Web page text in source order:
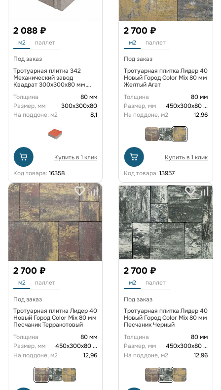
2 088 ₽
м2 паллет
Под заказ
Тротуарная плитка 342
Механический завод
Квадрат 300х300х80 мм,
Толщина
80 мм
Размер, мм
300х300х80
На поддоне, м2
8,1
Купить в 1 клик
Код товара: 16358
2 700 ₽
м2 паллет
Под заказ
Тротуарная плитка Лидер 40
Новый Город Color Mix 80 мм
Желтый Агат
Толщина
80 мм
Размер, мм
450х300х80...
На поддоне, м2
12,96
Купить в 1 клик
Код товара: 13957
2 700 ₽
м2 паллет
Под заказ
Тротуарная плитка Лидер 40
Новый Город Color Mix 80 мм
Песчаник Терракотовый
Толщина
80 мм
Размер, мм
450х300х80...
На поддоне, м2
12,96
2 700 ₽
м2 паллет
Под заказ
Тротуарная плитка Лидер 40
Новый Город Color Mix 80 мм
Песчаник Черный
Толщина
80 мм
Размер, мм
450х300х80...
На поддоне, м2
12,96